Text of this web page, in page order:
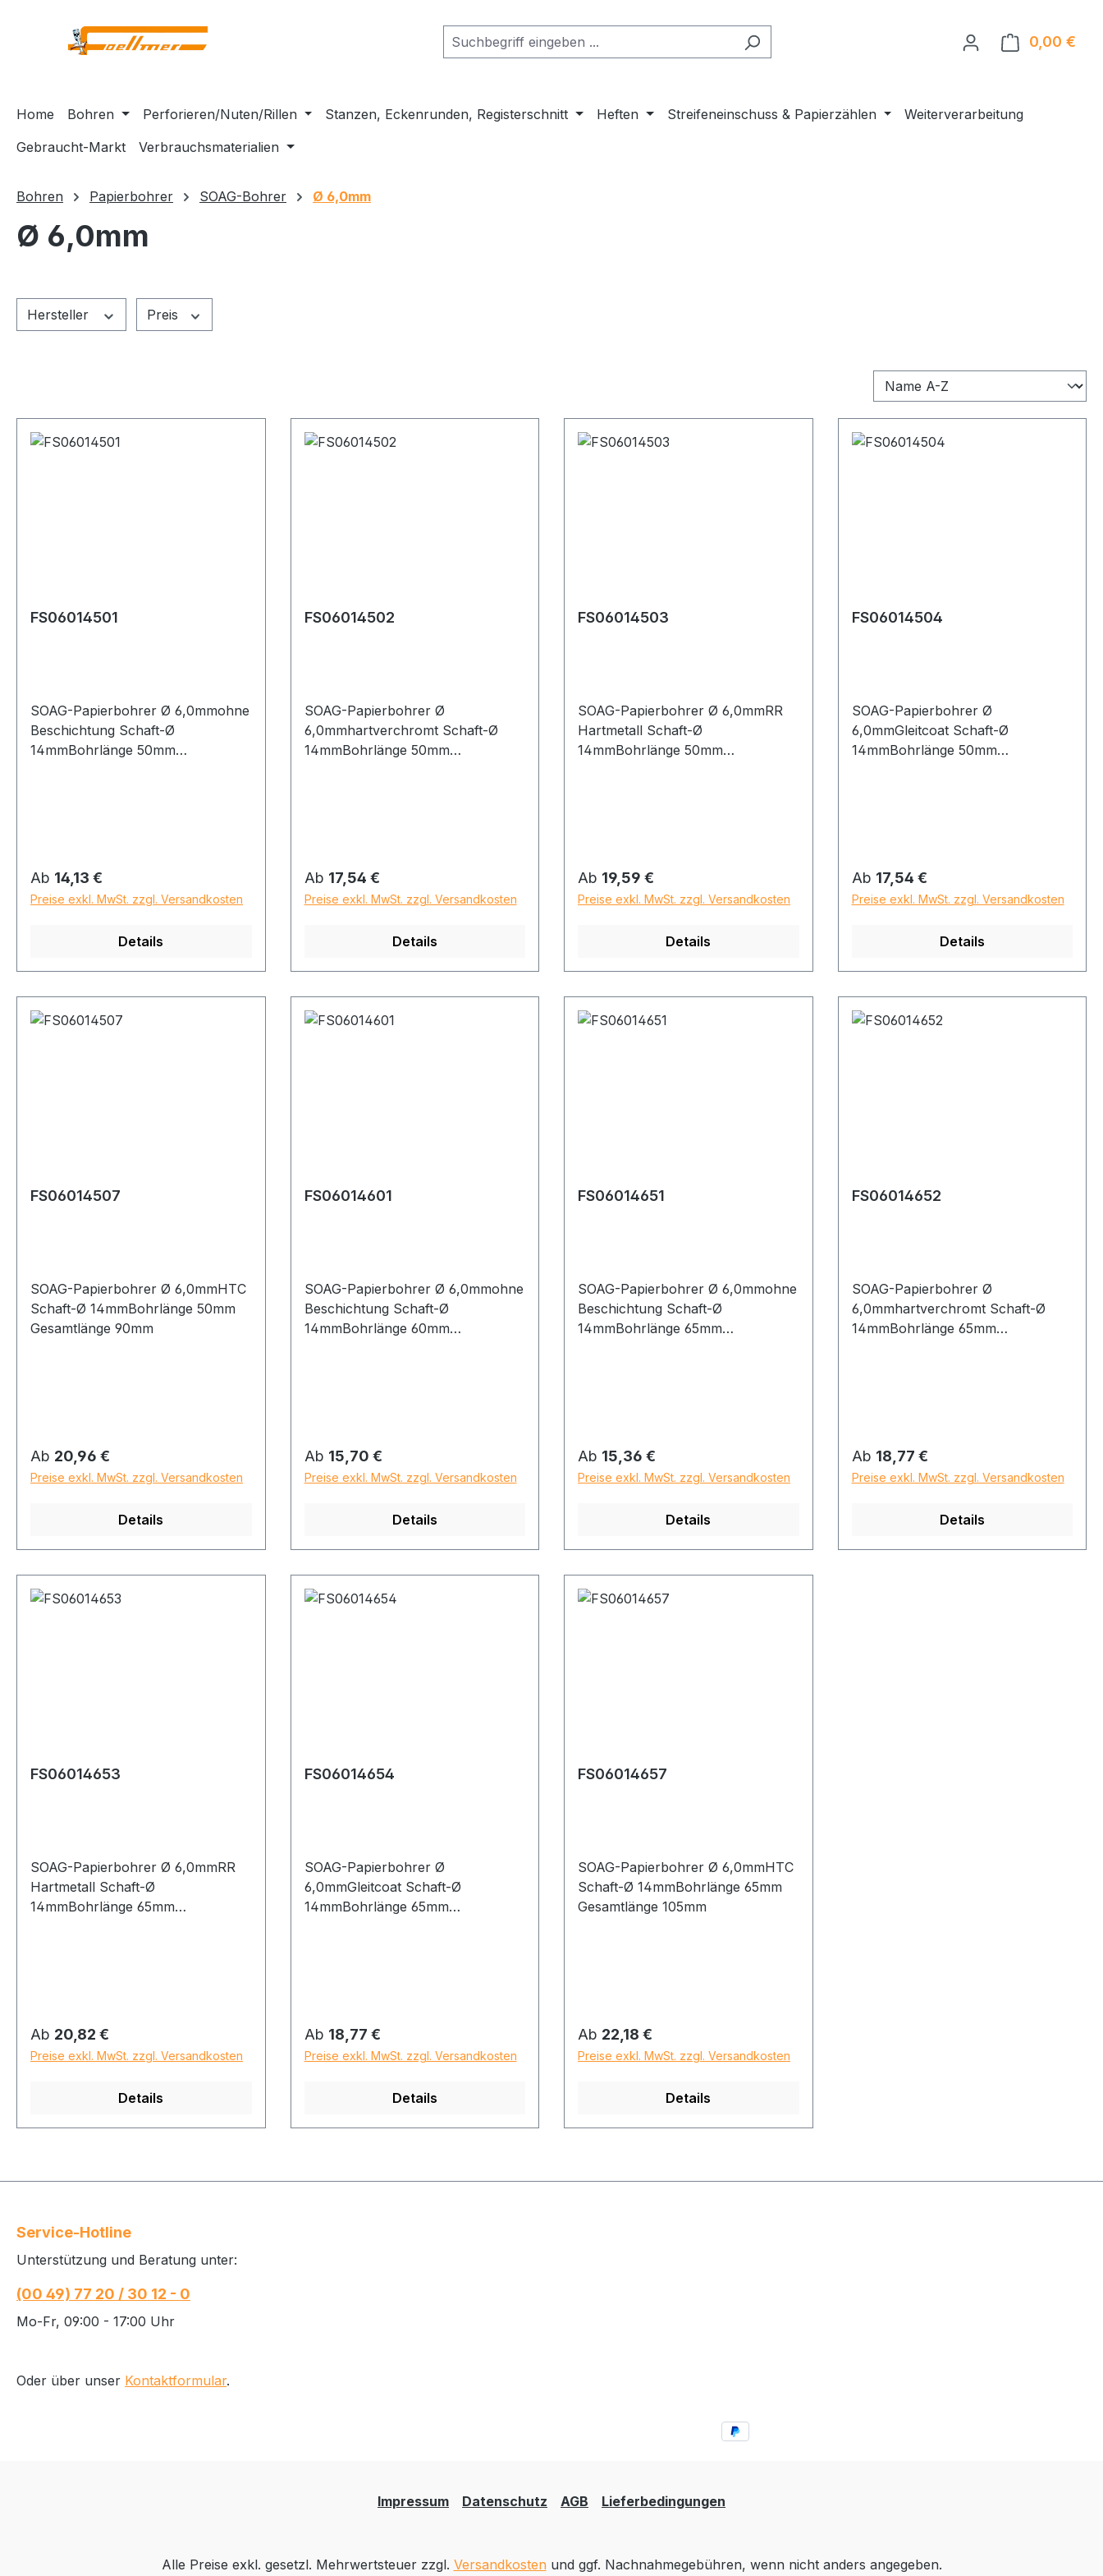
0,00 €
Home Bohren Perforieren/Nuten/Rillen Stanzen, Eckenrunden, Registerschnitt Heften Streifeneinschuss & Papierzählen
Weiterverarbeitung
Gebraucht-Markt
Verbrauchsmaterialien
Bohren Papierbohrer SOAG-Bohrer Ø 6,0mm
Ø 6,0mm
Hersteller Preis
FS06014501
SOAG-Papierbohrer Ø 6,0mmohne
Beschichtung Schaft-Ø
14mmBohrlänge 50mm
Regulärer Preis:
Ab 14,13 €
Preise exkl. MwSt. zzgl. Versandkosten
Details
FS06014502
SOAG-Papierbohrer Ø
6,0mmhartverchromt Schaft-Ø
14mmBohrlänge 50mm
Regulärer Preis:
Ab 17,54 €
Preise exkl. MwSt. zzgl. Versandkosten
Details
FS06014503
SOAG-Papierbohrer Ø 6,0mmRR
Hartmetall Schaft-Ø
14mmBohrlänge 50mm
Regulärer Preis:
Ab 19,59 €
Preise exkl. MwSt. zzgl. Versandkosten
Details
FS06014504
SOAG-Papierbohrer Ø
6,0mmGleitcoat Schaft-Ø
14mmBohrlänge 50mm
Regulärer Preis:
Ab 17,54 €
Preise exkl. MwSt. zzgl. Versandkosten
Details
FS06014507
SOAG-Papierbohrer Ø 6,0mmHTC
Schaft-Ø 14mmBohrlänge 50mm
Gesamtlänge 90mm
Regulärer Preis:
Ab 20,96 €
Preise exkl. MwSt. zzgl. Versandkosten
Details
FS06014601
SOAG-Papierbohrer Ø 6,0mmohne
Beschichtung Schaft-Ø
14mmBohrlänge 60mm
Regulärer Preis:
Ab 15,70 €
Preise exkl. MwSt. zzgl. Versandkosten
Details
FS06014651
SOAG-Papierbohrer Ø 6,0mmohne
Beschichtung Schaft-Ø
14mmBohrlänge 65mm
Regulärer Preis:
Ab 15,36 €
Preise exkl. MwSt. zzgl. Versandkosten
Details
FS06014652
SOAG-Papierbohrer Ø
6,0mmhartverchromt Schaft-Ø
14mmBohrlänge 65mm
Regulärer Preis:
Ab 18,77 €
Preise exkl. MwSt. zzgl. Versandkosten
Details
FS06014653
SOAG-Papierbohrer Ø 6,0mmRR
Hartmetall Schaft-Ø
14mmBohrlänge 65mm
Regulärer Preis:
Ab 20,82 €
Preise exkl. MwSt. zzgl. Versandkosten
Details
FS06014654
SOAG-Papierbohrer Ø
6,0mmGleitcoat Schaft-Ø
14mmBohrlänge 65mm
Regulärer Preis:
Ab 18,77 €
Preise exkl. MwSt. zzgl. Versandkosten
Details
FS06014657
SOAG-Papierbohrer Ø 6,0mmHTC
Schaft-Ø 14mmBohrlänge 65mm
Gesamtlänge 105mm
Regulärer Preis:
Ab 22,18 €
Preise exkl. MwSt. zzgl. Versandkosten
Details
Service-Hotline
Unterstützung und Beratung unter:
(00 49) 77 20 / 30 12 - 0
Mo-Fr, 09:00 - 17:00 Uhr
Oder über unser Kontaktformular.
Impressum Datenschutz AGB Lieferbedingungen
Alle Preise exkl. gesetzl. Mehrwertsteuer zzgl. Versandkosten und ggf. Nachnahmegebühren, wenn nicht anders angegeben.